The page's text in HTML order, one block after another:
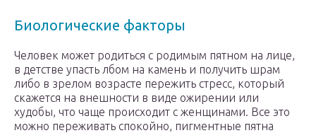
Биологические факторы
Человек может родиться с родимым пятном на лице,
в детстве упасть лбом на камень и получить шрам
либо в зрелом возрасте пережить стресс, который
скажется на внешности в виде ожирении или
худобы, что чаще происходит с женщинами. Все это
можно переживать спокойно, пигментные пятна